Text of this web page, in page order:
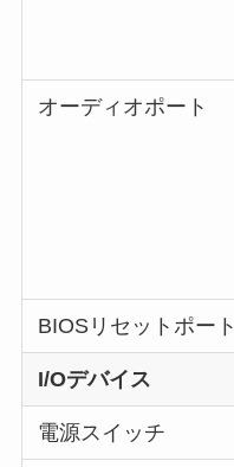
オーディオポート
BIOSリセットポート
I/Oデバイス
電源スイッチ